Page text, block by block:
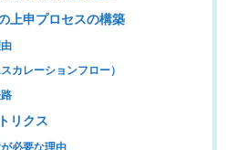
上申プロセスの構築
カレーションフロー）
リクス
必要な理由